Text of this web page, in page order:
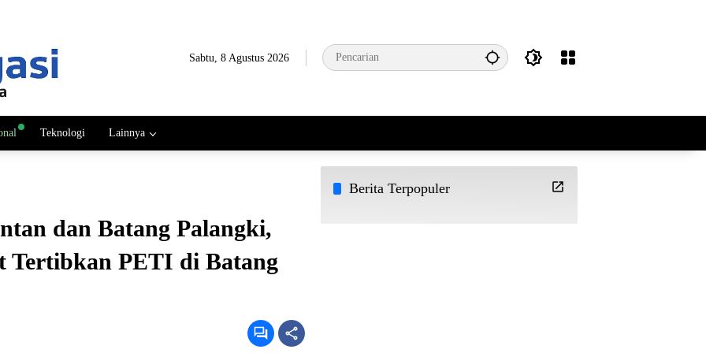
Sabtu, 8 Agustus 2026
Teknologi Lainnya
dan Batang Palangki,
Tertibkan PETI di Batang
Berita Terpopuler